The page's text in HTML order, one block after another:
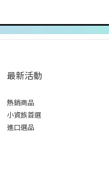
最新活動
熱銷商品
小資族首選
進口選品